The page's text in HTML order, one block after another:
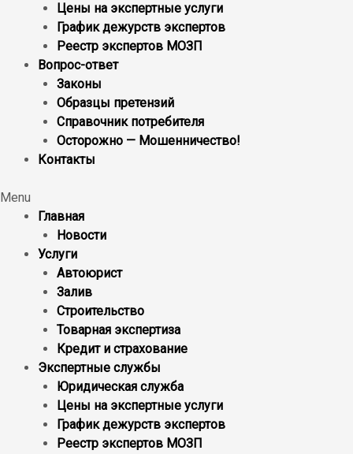
Цены на экспертные услуги
График дежурств экспертов
Реестр экcпертов МОЗП
Вопрос-ответ
Законы
Образцы претензий
Справочник потребителя
Осторожно — Мошенничество!
Контакты
Menu
Главная
Новости
Услуги
Автоюрист
Залив
Строительство
Товарная экспертиза
Кредит и страхование
Экспертные службы
Юридическая служба
Цены на экспертные услуги
График дежурств экспертов
Реестр экcпертов МОЗП